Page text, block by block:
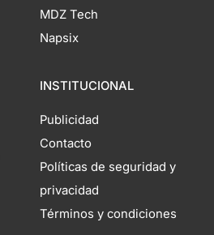
MDZ Tech
Napsix
INSTITUCIONAL
Publicidad
Contacto
Políticas de seguridad y
privacidad
Términos y condiciones